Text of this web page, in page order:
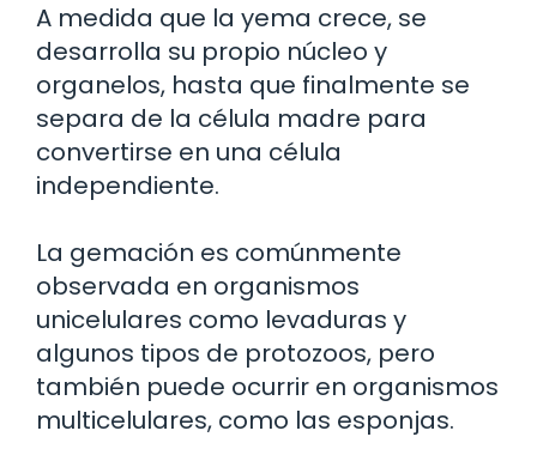
A medida que la yema crece, se
desarrolla su propio núcleo y
organelos, hasta que finalmente se
separa de la célula madre para
convertirse en una célula
independiente.
La gemación es comúnmente
observada en organismos
unicelulares como levaduras y
algunos tipos de protozoos, pero
también puede ocurrir en organismos
multicelulares, como las esponjas.